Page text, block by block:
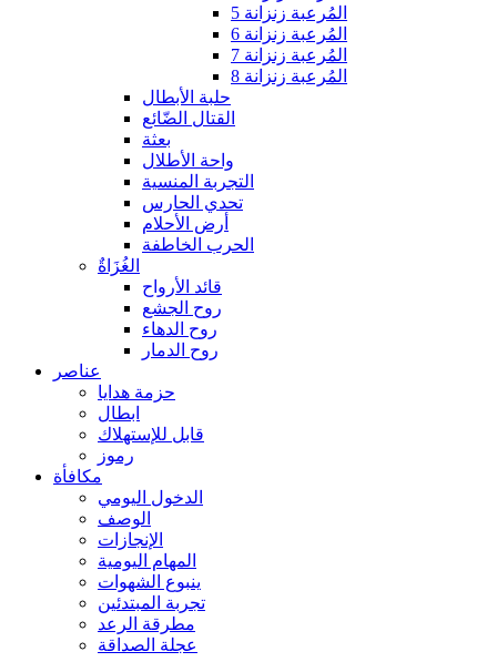
المُرعبة زنزانة 5
المُرعبة زنزانة 6
المُرعبة زنزانة 7
المُرعبة زنزانة 8
حلبة الأبطال
القتال الضّائع
بعثة
واحة الأطلال
التجربة المنسية
تحدي الحارس
أرض الأحلام
الحرب الخاطفة
الغُزَاةٌ
قائد الأرواح
روح الجشع
روح الدهاء
روح الدمار
عناصر
حزمة هدايا
ابطال
قابل للإستهلاك
رموز
مكافأة
الدخول اليومي
الوصف
الإنجازات
المهام اليومية
ينبوع الشهوات
تجربة المبتدئين
مطرقة الرعد
عجلة الصداقة